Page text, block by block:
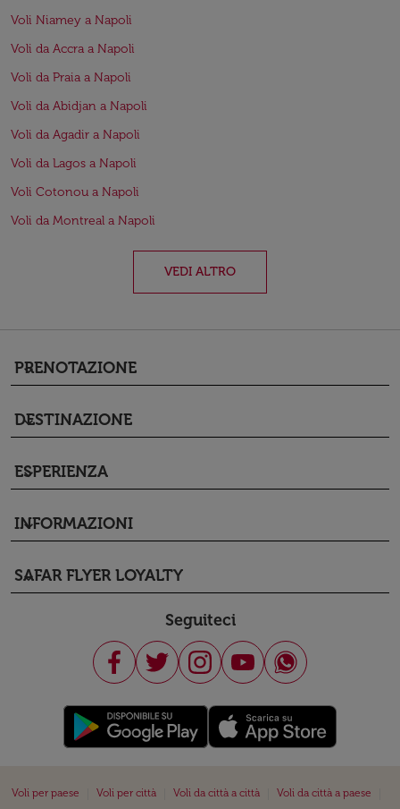
Voli Niamey a Napoli
Voli da Accra a Napoli
Voli da Praia a Napoli
Voli da Abidjan a Napoli
Voli da Agadir a Napoli
Voli da Lagos a Napoli
Voli Cotonou a Napoli
Voli da Montreal a Napoli
VEDI ALTRO
PRENOTAZIONE
keyboard_arrow_down
DESTINAZIONE
keyboard_arrow_down
ESPERIENZA
keyboard_arrow_down
INFORMAZIONI
keyboard_arrow_down
SAFAR FLYER LOYALTY
keyboard_arrow_down
Seguiteci
Voli per paese Voli per città Voli da città a città Voli da città a paese